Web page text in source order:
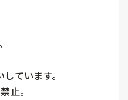
ています。
止。